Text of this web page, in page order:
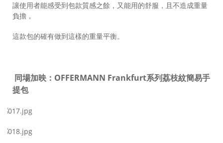
讓使用者能感受到包款質感之餘，又能用的舒服，且不造成重量
負擔，
這款包的確有做到這樣的重量平衡。
同場加映： OFFERMANN Frankfurt系列荔枝紋簡易手
提包